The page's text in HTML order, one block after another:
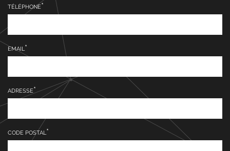
TÉLÉPHONE
EMAIL
ADRESSE
CODE POSTAL